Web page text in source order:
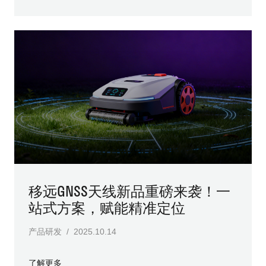
移远GNSS天线新品重磅来袭！一
站式方案，赋能精准定位
产品研发 / 2025.10.14
了解更多